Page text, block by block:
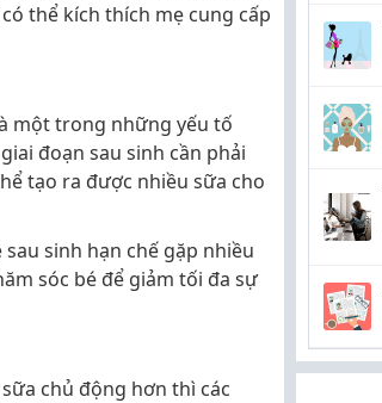
thể kích thích mẹ cung cấp
một trong những yếu tố
đoạn sau sinh cần phải
tạo ra được nhiều sữa cho
sinh hạn chế gặp nhiều
sóc bé để giảm tối đa sự
chủ động hơn thì các